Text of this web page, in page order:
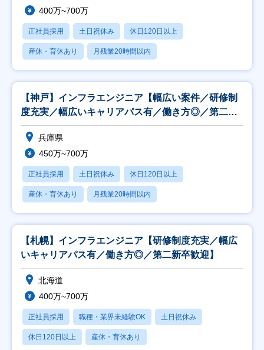
400万~700万
正社員採用 土日祝休み 休日120日以上
産休・育休あり 月残業20時間以内
【神戸】インフラエンジニア【幅広い案件／研修制
度充実／幅広いキャリアパス有／働き方◎／第二新
卒歓迎】
兵庫県
450万~700万
正社員採用 土日祝休み 休日120日以上
産休・育休あり 月残業20時間以内
【札幌】インフラエンジニア【研修制度充実／幅広
いキャリアパス有／働き方◎／第二新卒歓迎】
北海道
400万~700万
正社員採用 職種・業界未経験OK 土日祝休み
休日120日以上 産休・育休あり